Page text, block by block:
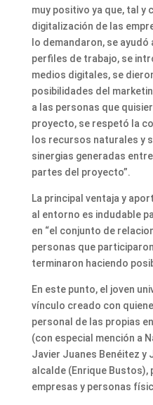
muy positivo ya que, tal y
digitalización de las
lo demandaron, se
perfiles de trabajo, se
medios digitales, se
posibilidades del
a las personas que
proyecto, se respetó la
los recursos naturales y
sinergias generadas
partes del proyecto”.
La principal ventaja y
al entorno es indudable
en “el conjunto de
personas que
terminaron haciendo
En este punto, el joven
vínculo creado con
personal de las propias
(con especial mención a
Javier Juanes Benéitez y
alcalde (Enrique
empresas y personas